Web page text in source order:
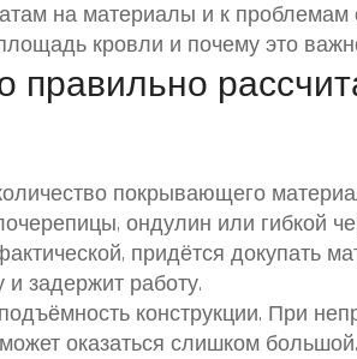
на материалы и к проблемам
кровли и почему это
правильно
покрывающего
ондулин или гибкой
придётся докупать
задержит работу.
конструкции. При
оказаться слишком